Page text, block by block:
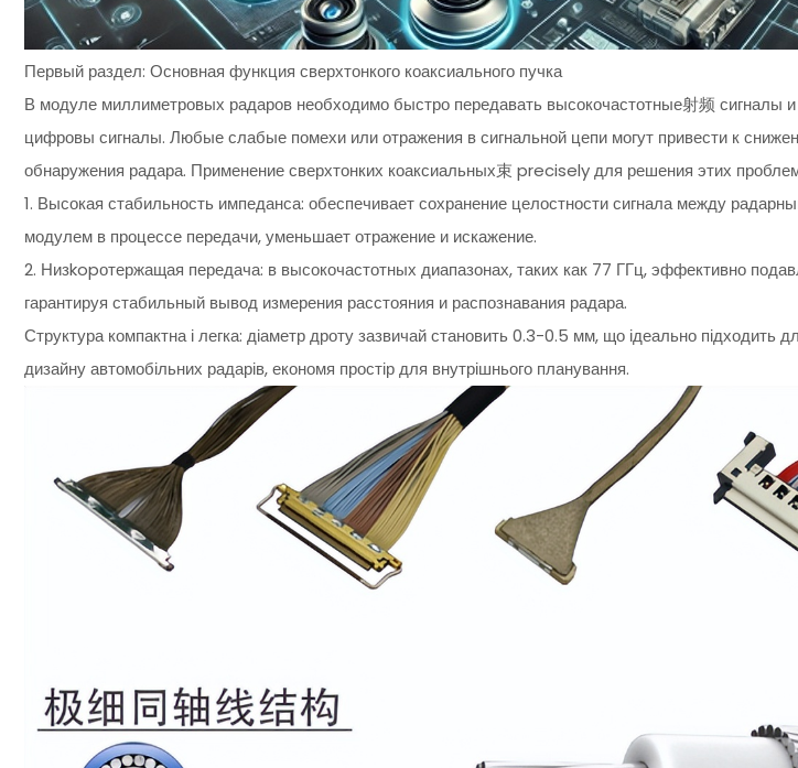
Первый раздел: Основная функция сверхтонкого коаксиального пучка
В модуле миллиметровых радаров необходимо быстро передавать высокочастотные射频 сигналы
цифровы сигналы. Любые слабые помехи или отражения в сигнальной цепи могут привести к
обнаружения радара. Применение сверхтонких коаксиальных束 precisely для решения этих
1. Высокая стабильность импеданса: обеспечивает сохранение целостности сигнала между
модулем в процессе передачи, уменьшает отражение и искажение.
2. Низkopотержащая передача: в высокочастотных диапазонах, таких как 77 ГГц, эффективно
гарантируя стабильный вывод измерения расстояния и распознавания радара.
Структура компактна і легка: діаметр дроту зазвичай становить 0.3-0.5 мм, що ідеально підходить
дизайну автомобільних радарів, економя простір для внутрішнього планування.